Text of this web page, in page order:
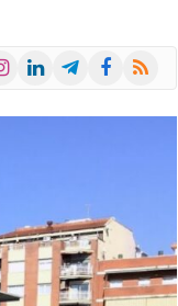
LinkedInTelegramFacebook
RSS